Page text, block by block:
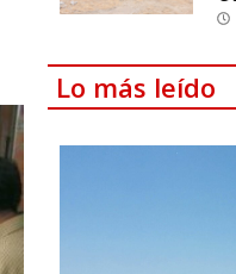
Lo más leído